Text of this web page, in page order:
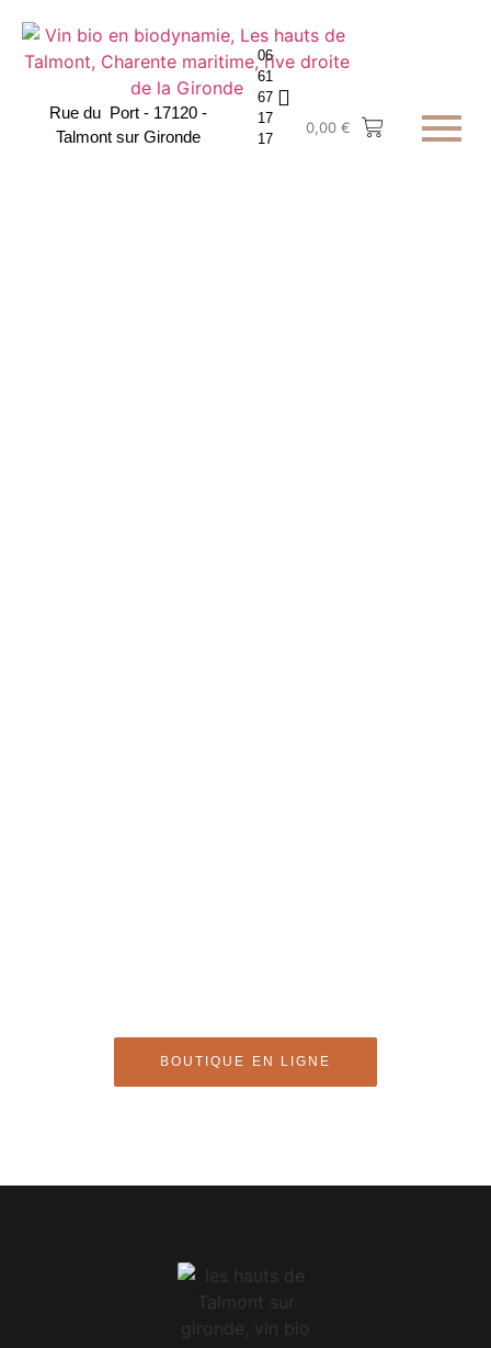
Rue du Port - 17120 -
Talmont sur Gironde
06
61
67
17
17
0,00€
BOUTIQUE EN LIGNE